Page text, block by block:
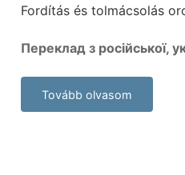
Fordítás és tolmácsolás
Переклад з російської,
Tovább olvasom